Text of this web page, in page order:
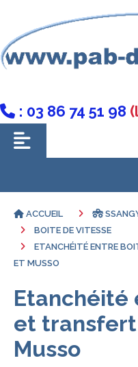
 : 03 86 74 51 98
ACCUEIL
BOITE DE VITESSE
ETANCHÉITÉ ENTRE
ET MUSSO
Etanchéité
et transfert
Musso